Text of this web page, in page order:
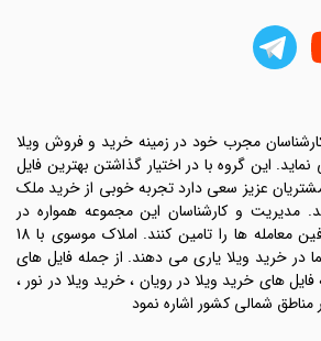
مجرب خود در زمینه خرید و فروش ویلا
این گروه با در اختیار گذاشتن بهترین فایل
عزیز سعی دارد تجربه خوبی از خرید ملک
مدیریت و کارشناسان این مجموعه همواره در
تلاش هستند رضایت طرفین معامله ها را تامین کنند. املاک موسوی با 18
در خرید ویلا یاری می دهند. از جمله فایل های
های خرید ویلا در رویان ، خرید ویلا در نور ،
مناطق شمالی کشور اشاره نمود